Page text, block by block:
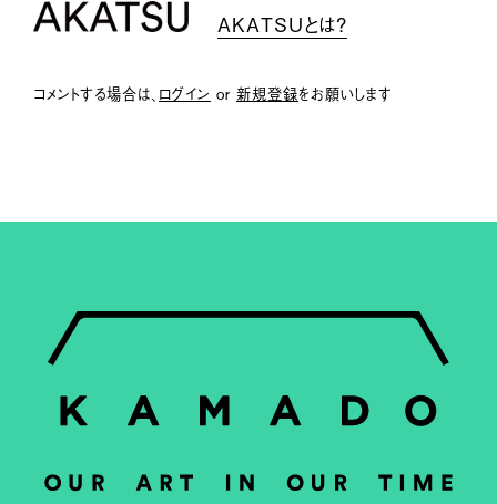
AKATSUとは？
コメントする場合は、 ログイン or 新規登録をお願いします